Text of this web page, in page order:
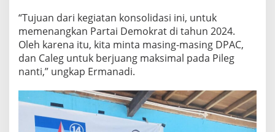
“Tujuan dari kegiatan konsolidasi ini, untuk
memenangkan Partai Demokrat di tahun 2024.
Oleh karena itu, kita minta masing-masing DPAC,
dan Caleg untuk berjuang maksimal pada Pileg
nanti,” ungkap Ermanadi.